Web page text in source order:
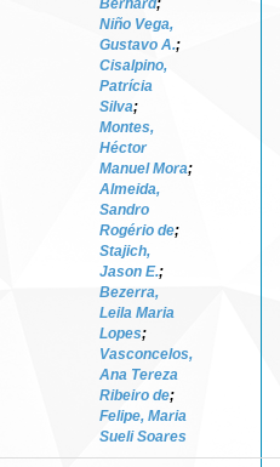
Niño Vega,
Gustavo A.;
Cisalpino,
Patrícia
Silva;
Montes,
Héctor
Manuel Mora;
Almeida,
Sandro
Rogério de;
Stajich,
Jason E.;
Bezerra,
Leila Maria
Lopes;
Vasconcelos,
Ana Tereza
Ribeiro de;
Felipe, Maria
Sueli Soares